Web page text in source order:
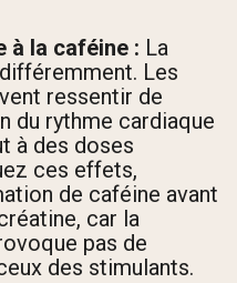
à la caféine : La
Les
ressentir de
du rythme cardiaque
à des doses
ces effets,
de caféine avant
car la
pas de
des stimulants.